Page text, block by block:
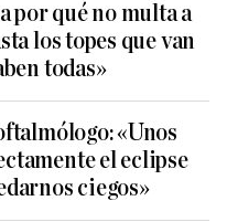
por qué no multa a
los topes que van
todas»
«Unos
el eclipse
ciegos»